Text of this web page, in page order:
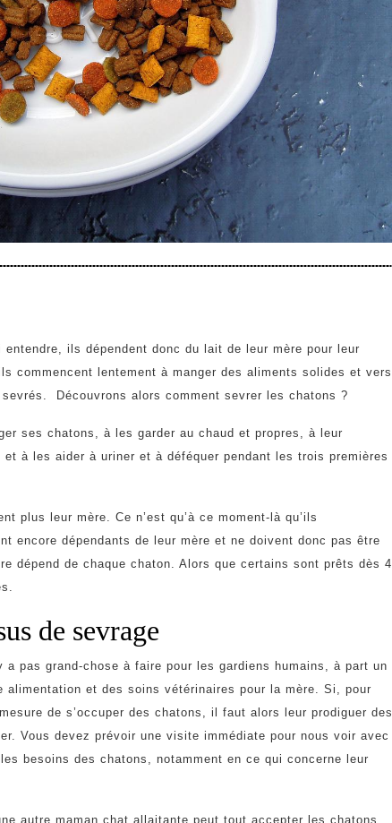
entendre, ils dépendent donc du lait de leur mère pour leur
commencent lentement à manger des aliments solides et vers
Découvrons alors comment sevrer les chatons ?
ses chatons, à les garder au chaud et propres, à leur
à les aider à uriner et à déféquer pendant les trois premières
plus leur mère. Ce n’est qu’à ce moment-là qu’ils
encore dépendants de leur mère et ne doivent donc pas être
dépend de chaque chaton. Alors que certains sont prêts dès 4
de sevrage
pas grand-chose à faire pour les gardiens humains, à part un
alimentation et des soins vétérinaires pour la mère. Si, pour
de s’occuper des chatons, il faut alors leur prodiguer des
Vous devez prévoir une visite immédiate pour nous voir avec
besoins des chatons, notamment en ce qui concerne leur
autre maman chat allaitante peut tout accepter les chatons